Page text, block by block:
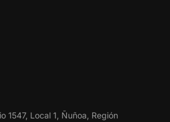
1547, Local 1, Ñuñoa, Región